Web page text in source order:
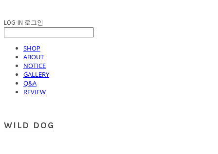
LOG IN 로그인
SHOP
ABOUT
NOTICE
GALLERY
Q&A
REVIEW
WILD DOG